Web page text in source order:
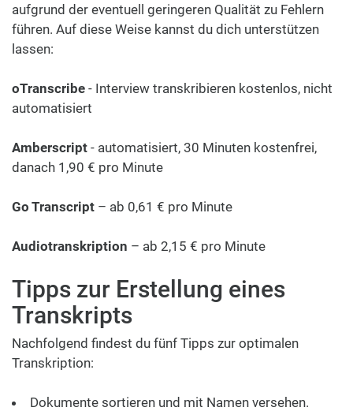
aufgrund der eventuell geringeren Qualität zu Fehlern
führen. Auf diese Weise kannst du dich unterstützen
lassen:
oTranscribe - Interview transkribieren kostenlos, nicht
automatisiert
Amberscript - automatisiert, 30 Minuten kostenfrei,
danach 1,90 € pro Minute
Go Transcript – ab 0,61 € pro Minute
Audiotranskription – ab 2,15 € pro Minute
Tipps zur Erstellung eines
Transkripts
Nachfolgend findest du fünf Tipps zur optimalen
Transkription:
Dokumente sortieren und mit Namen versehen.